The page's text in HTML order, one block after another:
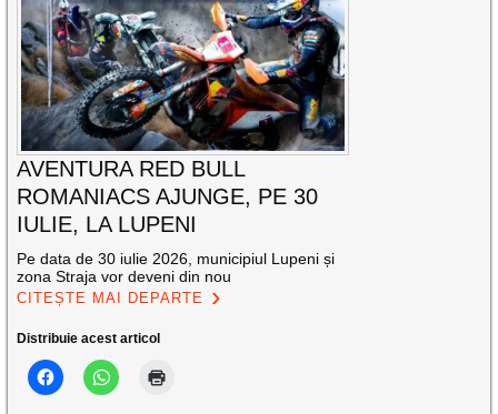
AVENTURA RED BULL
ROMANIACS AJUNGE, PE 30
IULIE, LA LUPENI
Pe data de 30 iulie 2026, municipiul Lupeni și
zona Straja vor deveni din nou
CITEȘTE MAI DEPARTE
Distribuie acest articol